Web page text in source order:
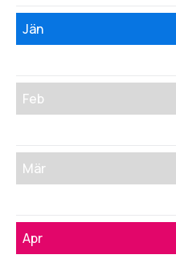
Jän
Feb
Mär
Apr